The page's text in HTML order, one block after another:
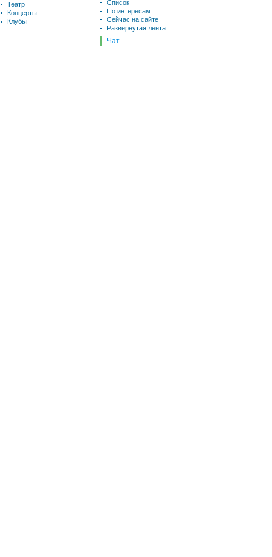
Театр
Концерты
Клубы
Список
По интересам
Сейчас на сайте
Развернутая лента
Чат